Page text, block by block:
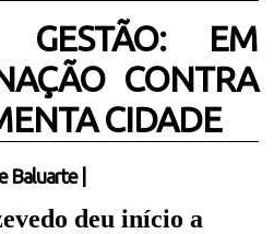
GESTÃO: EM
CONTRA
CIDADE
Baluarte
deu início a